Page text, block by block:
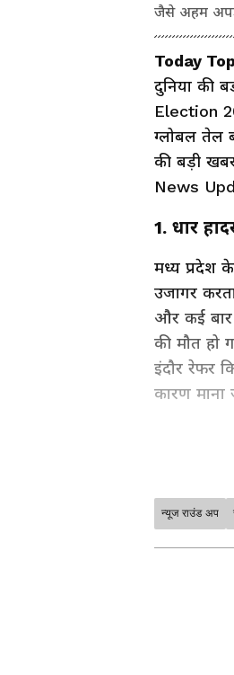
जैसे अहम
Today
दुनिया की
Election
ग्लोबल तेल
की बड़ी
News
1. धार
मध्य प्रदेश
उजागर
और कई बार
की मौत हो
इंदौर रेफर
कारण माना
Asianet
न्यूज राउंड अप